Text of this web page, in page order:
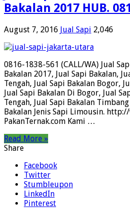
Bakalan 2017 HUB.
August 7, 2016 Jual Sapi 2,046
0816-1838-561 (CALL/WA) Jual
Bakalan 2017, Jual Sapi Bakalan,
Tengah, Jual Sapi Bakalan Bogor,
Jual Sapi Bakalan Di Bogor, Jual
Tengah, Jual Sapi Bakalan
Bakalan Jenis Sapi Limousin.
PakanTernak.com Kami …
Read More »
Share
Facebook
Twitter
Stumbleupon
LinkedIn
Pinterest